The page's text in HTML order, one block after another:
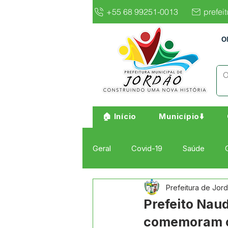
+55 68 99251-0013
🏠 Início Município⬇️
Geral Covid-19 Saúde
Institucional e Governo
Prefeito
comemoram
Prefeitura de